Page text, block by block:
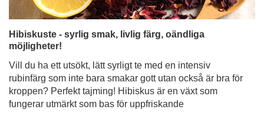
Hibiskuste - syrlig smak, livlig färg, oändliga
möjligheter!
Vill du ha ett utsökt, lätt syrligt te med en intensiv
rubinfärg som inte bara smakar gott utan också är bra för
kroppen? Perfekt tajming! Hibiskus är en växt som
fungerar utmärkt som bas för uppfriskande